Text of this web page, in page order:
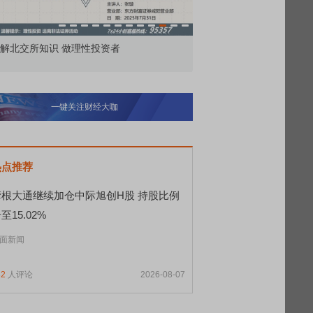
北交所知识 做理性投资者
一键关注财经大咖
推荐
大通继续加仓中际旭创H股 持股比例
15.02%
新闻
人评论 2026-08-07